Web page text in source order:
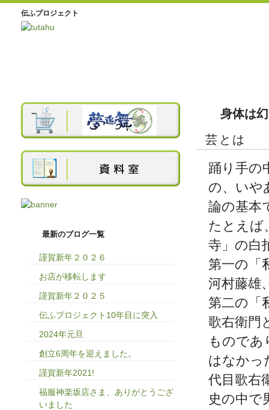
伝ふプロジェクト
身体は
芸とは
踊り手の
の、いや
論の基本
たとえば
寺」の白
第一の「
河村藤雄
第二の「
歌右衛門
ものであ
はなかっ
代目歌右
史の中で
最新のブログ一覧
謹賀新年２０２６
お店が移転します
謹賀新年２０２５
伝ふプロジェクト10年目に突入
2024年元旦
創立6周年を迎えました。
謹賀新年2021!
福服神楽坂店さま、ありがとうござ
いました